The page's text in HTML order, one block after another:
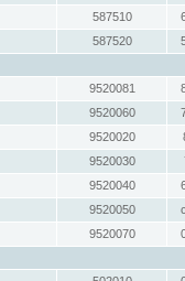
587510
587520
9520081
9520060
9520020
9520030
9520040
9520050
9520070